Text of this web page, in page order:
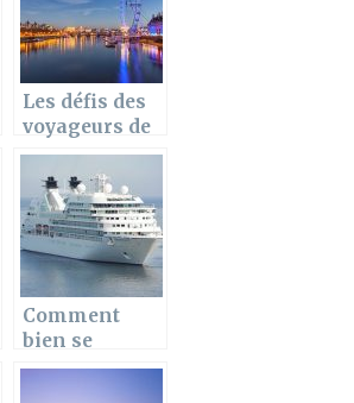
dernière
minute?
Les défis des
voyageurs de
nos jours
Comment
bien se
préparer pour
effectuer une